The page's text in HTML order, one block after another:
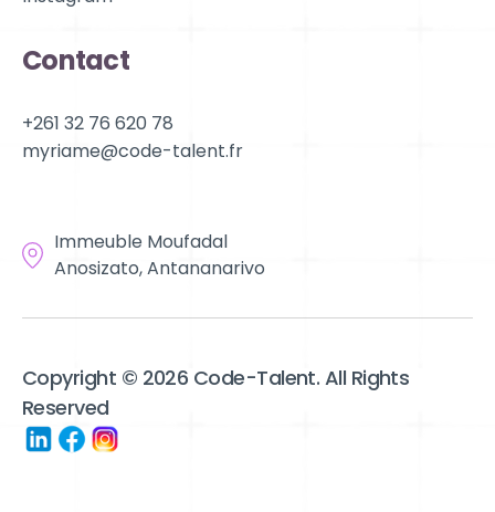
Contact
+261 32 76 620 78
myriame@code-talent.fr
Immeuble Moufadal
Anosizato, Antananarivo
Copyright © 2026 Code-Talent. All Rights
Reserved